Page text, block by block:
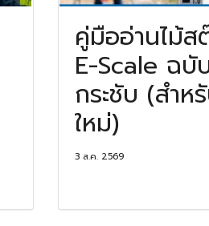
คู่มืออ่านไม้ส
E-Scale ฉบั
กระชับ (สำห
ใหม่)
3 ส.ค. 2569